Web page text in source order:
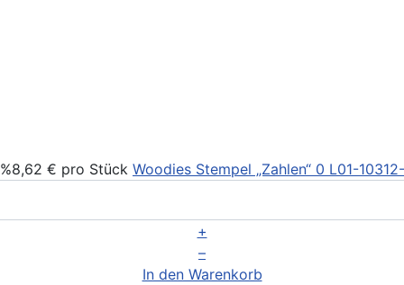
8,62 € pro Stück Woodies Stempel „Zahlen“ 0 L01-
+
–
In den Warenkorb